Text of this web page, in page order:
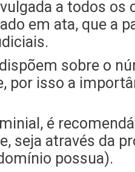
a todos os
em ata, que a
sobre o
por isso a
é
seja através da
possua).